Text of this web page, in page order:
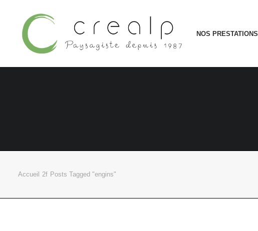
NOS PRESTATIONS
Accueil Posts Tagged "engins"